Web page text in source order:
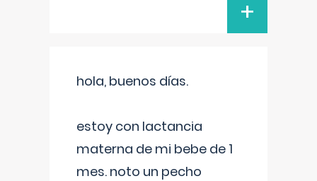
+
hola, buenos días.
estoy con lactancia
materna de mi bebe de 1
mes. noto un pecho